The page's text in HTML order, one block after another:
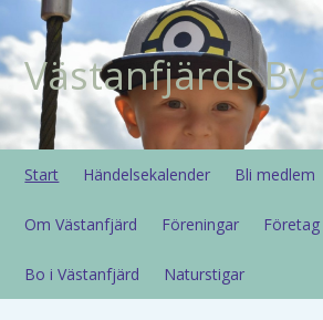
Västanfjärds
Start Händelsekalender Bli medlem
Om Västanfjärd Föreningar Företag
Bo i Västanfjärd Naturstigar